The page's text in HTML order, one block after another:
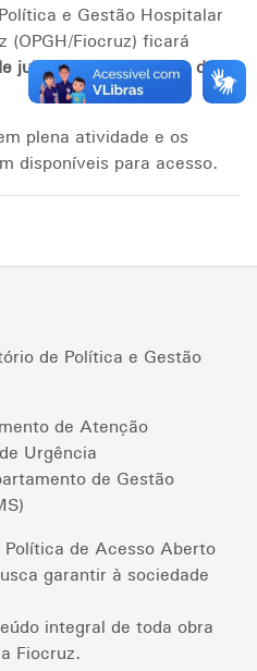
e Gestão Hospitalar
(OPGH/Fiocruz) ficará
julhoe
25 de outubro de
plena atividade e os
disponíveis para acesso.
de Política e Gestão
de Atenção
Urgência
de Gestão
Política de Acesso Aberto
garantir à sociedade
integral de toda obra
Fiocruz.